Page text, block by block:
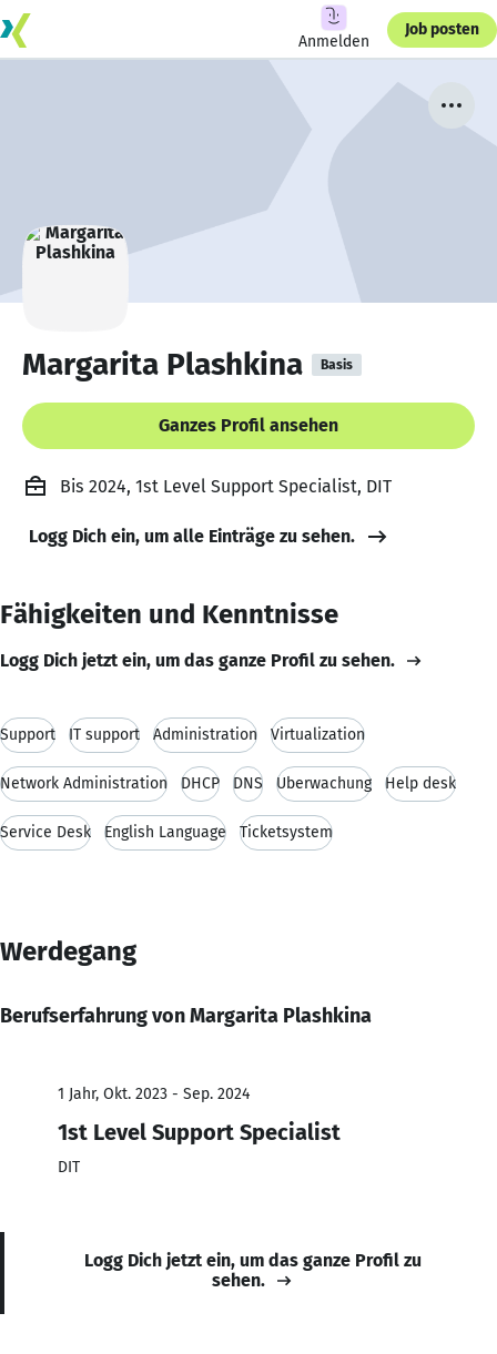
Anmelden
Job posten
Margarita Plashkina Basis
Ganzes Profil ansehen
Bis 2024, 1st Level Support Specialist, DIT
Logg Dich ein, um alle Einträge zu sehen.
Fähigkeiten und Kenntnisse
Logg Dich jetzt ein, um das ganze Profil zu sehen.
Support IT support Administration Virtualization
Network Administration DHCP DNS Überwachung Help desk
Service Desk English Language Ticketsystem
Werdegang
Berufserfahrung von Margarita Plashkina
1 Jahr, Okt. 2023 - Sep. 2024
1st Level Support Specialist
DIT
Logg Dich jetzt ein, um das ganze Profil zu
sehen.